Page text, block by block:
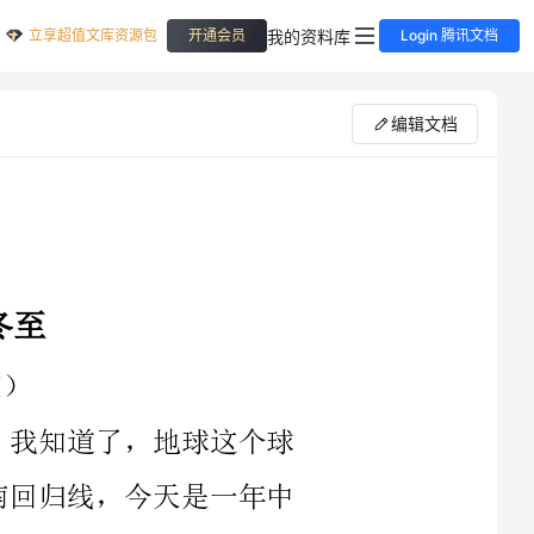
立享超值文库资源包 开通会员 我的资料库 Login 腾讯文档
编辑文档